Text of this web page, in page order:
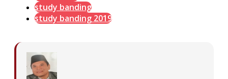
study banding
study banding 2019